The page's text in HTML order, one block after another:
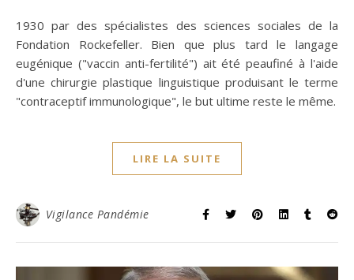
1930 par des spécialistes des sciences sociales de la
Fondation Rockefeller. Bien que plus tard le langage
eugénique ("vaccin anti-fertilité") ait été peaufiné à l'aide
d'une chirurgie plastique linguistique produisant le terme
"contraceptif immunologique", le but ultime reste le même.
LIRE LA SUITE
Vigilance Pandémie